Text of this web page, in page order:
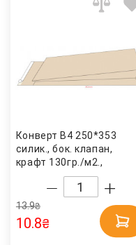
Конверт B4 250*353
силик., бок. клапан,
крафт 130гр./м2.,
расширение, загрузка по
короткой стороне
Optimail
13.9₴
10.8₴